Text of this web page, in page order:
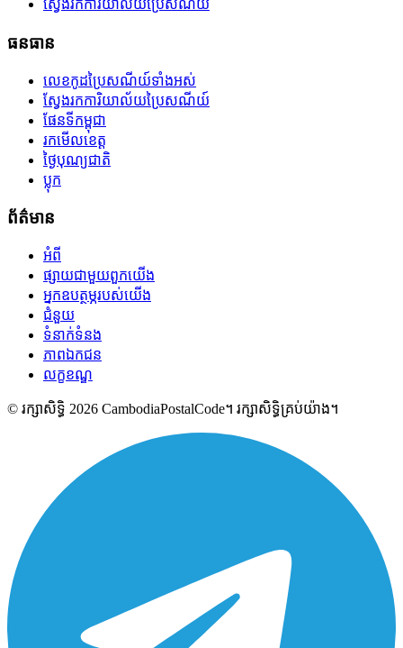
ស្វែងរកការិយាល័យប្រៃសណីយ៍
ធនធាន
លេខកូដប្រៃសណីយ៍ទាំងអស់
ស្វែងរកការិយាល័យប្រៃសណីយ៍
ផែនទីកម្ពុជា
រកមើលខេត្ត
ថ្ងៃបុណ្យជាតិ
ប្លុក
ព័ត៌មាន
អំពី
ផ្សាយជាមួយពួកយើង
អ្នកឧបត្ថម្ភរបស់យើង
ជំនួយ
ទំនាក់ទំនង
ភាពឯកជន
លក្ខខណ្ឌ
© រក្សាសិទ្ធិ 2026 CambodiaPostalCode។ រក្សាសិទ្ធិគ្រប់យ៉ាង។